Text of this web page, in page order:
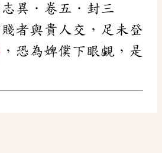
異．卷五．封三
者與貴人交，足未登
，恐為婢僕下眼覷，是